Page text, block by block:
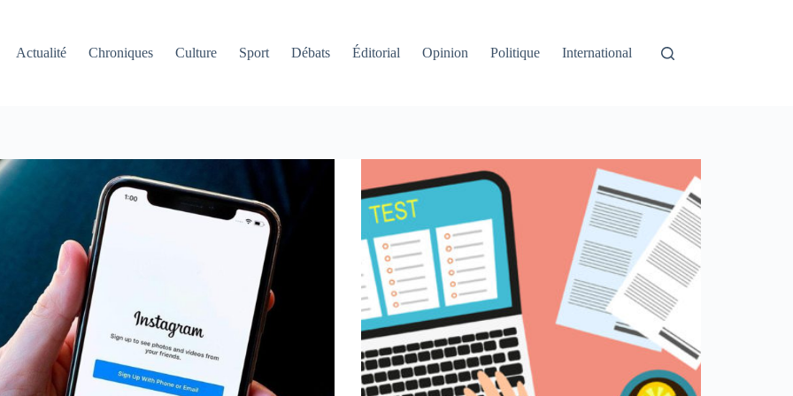
Actualité
Chroniques Culture Sport Débats Éditorial Opinion Politique International